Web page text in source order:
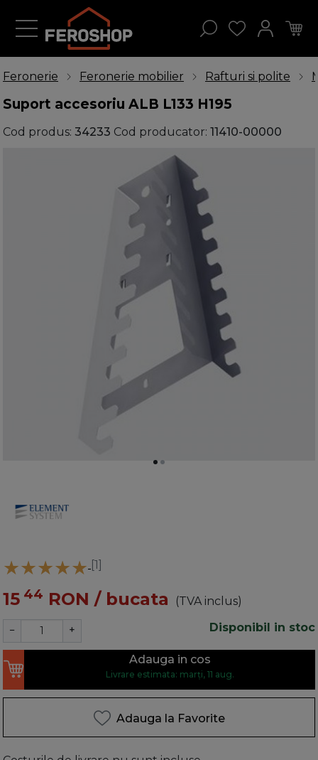
Feronerie Feronerie mobilier Rafturi si polite
Suport accesoriu ALB L133 H195
Cod produs: 34233 Cod producator: 11410-00000
[1]
15 44 RON / bucata
(TVA inclus)
Disponibil in stoc
− +
Adauga in cos
Livrare estimata: marți, 11 aug.
Adauga la Favorite